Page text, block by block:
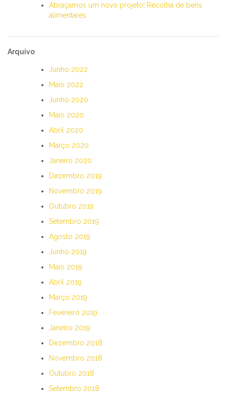
Abraçamos um novo projeto! Recolha de bens
alimentares
Arquivo
Junho 2022
Maio 2022
Junho 2020
Maio 2020
Abril 2020
Março 2020
Janeiro 2020
Dezembro 2019
Novembro 2019
Outubro 2019
Setembro 2019
Agosto 2019
Junho 2019
Maio 2019
Abril 2019
Março 2019
Fevereiro 2019
Janeiro 2019
Dezembro 2018
Novembro 2018
Outubro 2018
Setembro 2018